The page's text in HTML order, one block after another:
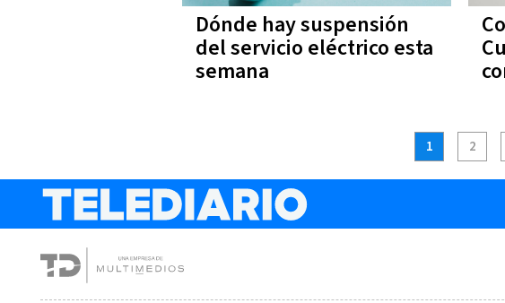
Dónde hay suspensión
del servicio eléctrico esta
semana
1 2